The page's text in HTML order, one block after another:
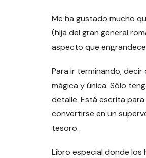
Me ha gustado mucho
(hija del gran general
aspecto que
Para ir terminando,
mágica y única. Sólo
detalle. Está escrita
convertirse en un
tesoro.
Libro especial donde los